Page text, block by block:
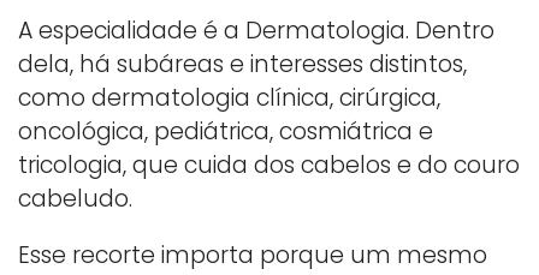
A especialidade é a Dermatologia. Dentro
dela, há subáreas e interesses distintos,
como dermatologia clínica, cirúrgica,
oncológica, pediátrica, cosmiátrica e
tricologia, que cuida dos cabelos e do couro
cabeludo.
Esse recorte importa porque um mesmo